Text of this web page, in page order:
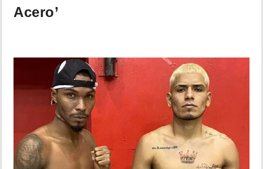
POLÍTICA
SHOW
DEPORTES
MUNDO
Acero’